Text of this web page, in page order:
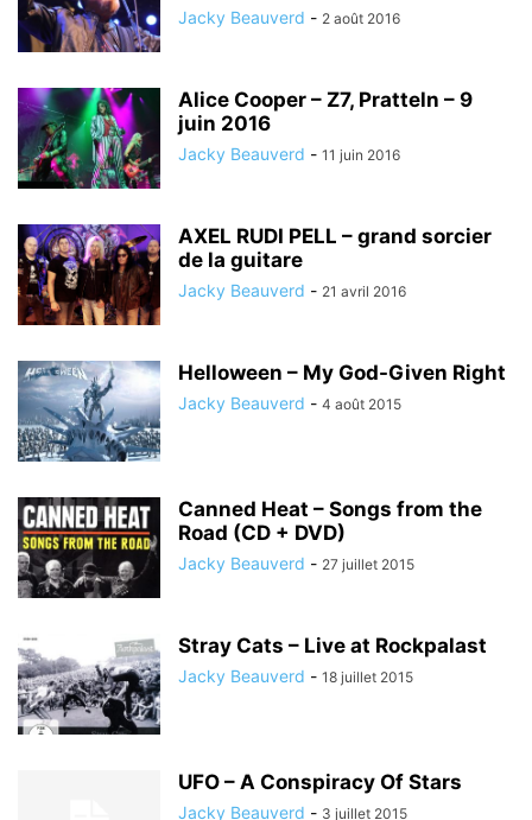
Jacky Beauverd - 2 août 2016
Alice Cooper – Z7, Pratteln – 9
juin 2016
Jacky Beauverd - 11 juin 2016
AXEL RUDI PELL – grand sorcier
de la guitare
Jacky Beauverd - 21 avril 2016
Helloween – My God-Given Right
Jacky Beauverd - 4 août 2015
Canned Heat – Songs from the
Road (CD + DVD)
Jacky Beauverd - 27 juillet 2015
Stray Cats – Live at Rockpalast
Jacky Beauverd - 18 juillet 2015
UFO – A Conspiracy Of Stars
Jacky Beauverd - 3 juillet 2015